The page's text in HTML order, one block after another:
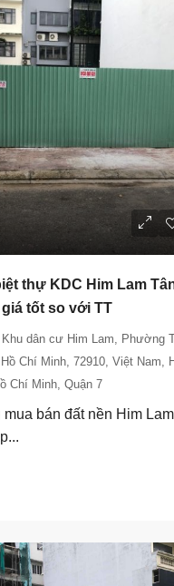
thự KDC Him Lam
tốt so với TT
dân cư Him Lam, Phường
Chí Minh, 72910, Việt Nam,
Chí Minh, Quận 7
bán đất nền Him